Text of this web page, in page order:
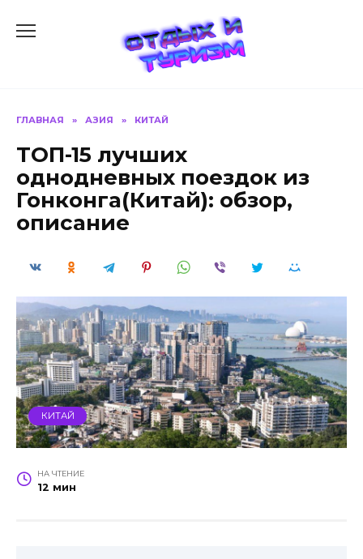
ГЛАВНАЯ » АЗИЯ » КИТАЙ
ТОП-15 лучших
однодневных поездок из
Гонконга(Китай): обзор,
описание
КИТАЙ
НА ЧТЕНИЕ
12 мин